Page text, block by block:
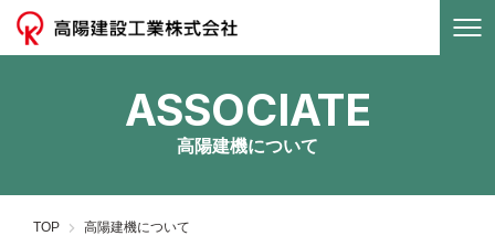
高陽建設工業について
ASSOCIATE
高陽建機について
TOP 高陽建機について